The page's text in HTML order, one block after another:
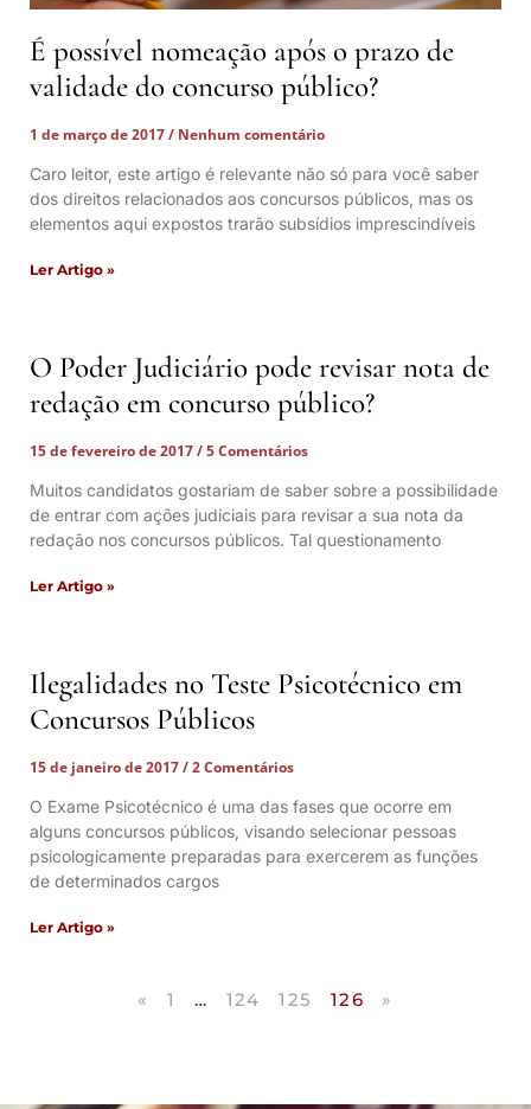
É possível nomeação após o prazo de
validade do concurso público?
1 de março de 2017
Nenhum comentário
Caro leitor, este artigo é relevante não só para você saber
dos direitos relacionados aos concursos públicos, mas os
elementos aqui expostos trarão subsídios imprescindíveis
Ler Artigo »
O Poder Judiciário pode revisar nota de
redação em concurso público?
15 de fevereiro de 2017
5 Comentários
Muitos candidatos gostariam de saber sobre a possibilidade
de entrar com ações judiciais para revisar a sua nota da
redação nos concursos públicos. Tal questionamento
Ler Artigo »
Ilegalidades no Teste Psicotécnico em
Concursos Públicos
15 de janeiro de 2017
2 Comentários
O Exame Psicotécnico é uma das fases que ocorre em
alguns concursos públicos, visando selecionar pessoas
psicologicamente preparadas para exercerem as funções
de determinados cargos
Ler Artigo »
« 1 … 124 125 126 »